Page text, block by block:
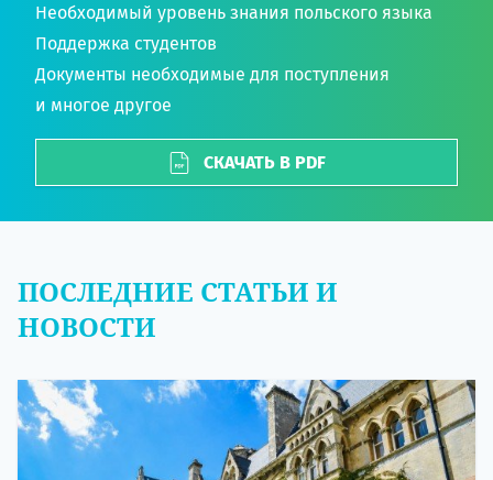
Необходимый уровень знания польского языка
Поддержка студентов
Документы необходимые для поступления
и многое другое
СКАЧАТЬ В PDF
ПОСЛЕДНИЕ СТАТЬИ И
НОВОСТИ